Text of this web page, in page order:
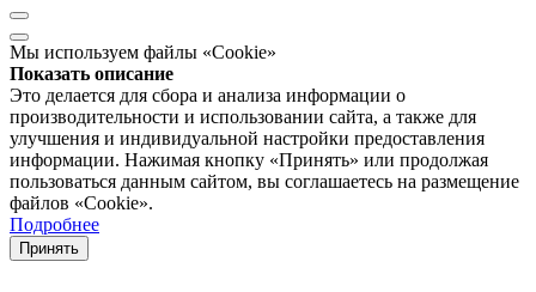
Мы используем файлы «Cookie»
Показать описание
Это делается для сбора и анализа информации о
производительности и использовании сайта, а также для
улучшения и индивидуальной настройки предоставления
информации. Нажимая кнопку «Принять» или продолжая
пользоваться данным сайтом, вы соглашаетесь на размещение
файлов «Cookie».
Подробнее
Принять